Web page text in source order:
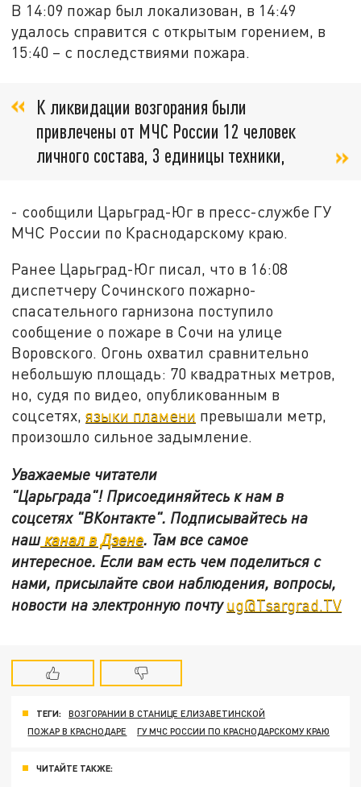
В 14:09 пожар был локализован, в 14:49
удалось справится с открытым горением, в
15:40 – с последствиями пожара.
К ликвидации возгорания были
привлечены от МЧС России 12 человек
личного состава, 3 единицы техники,
- сообщили Царьград-Юг в пресс-службе ГУ
МЧС России по Краснодарскому краю.
Ранее Царьград-Юг писал, что в 16:08
диспетчеру Сочинского пожарно-
спасательного гарнизона поступило
сообщение о пожаре в Сочи на улице
Воровского. Огонь охватил сравнительно
небольшую площадь: 70 квадратных метров,
но, судя по видео, опубликованным в
соцсетях,языки пламени превышали метр,
произошло сильное задымление.
Уважаемые читатели
"Царьграда"! Присоединяйтесь к нам в
соцсетях "ВКонтакте". Подписывайтесь на
нашканал в Дзене. Там все самое
интересное. Если вам есть чем поделиться с
нами, присылайте свои наблюдения, вопросы,
новости на электронную почтуug@Tsargrad.TV
ТЕГИ:
ВОЗГОРАНИИ В СТАНИЦЕ ЕЛИЗАВЕТИНСКОЙ
ПОЖАР В КРАСНОДАРЕ
ГУ МЧС РОССИИ ПО КРАСНОДАРСКОМУ КРАЮ
ЧИТАЙТЕ ТАКЖЕ: